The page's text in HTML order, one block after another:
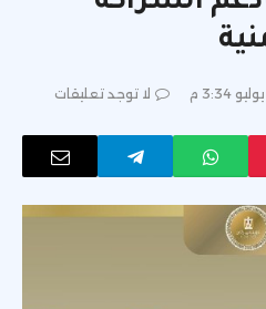
لا توجد تعليقات